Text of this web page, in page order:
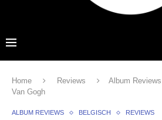
Home Reviews Album Reviews
Van Gogh
ALBUM REVIEWS BELGISCH REVIEWS